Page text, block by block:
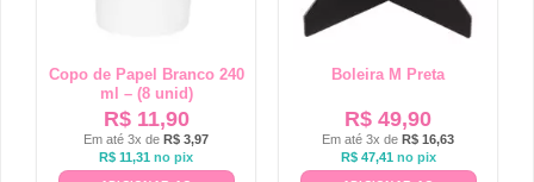
Copo de Papel Branco 240
ml – (8 unid)
R$11,90
Em até 3x de R$ 3,97
R$ 11,31 no pix
Boleira M Preta
R$ 49,90
Em até 3x de R$ 16,63
R$47,41 no pix